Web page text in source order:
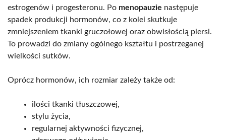
estrogenów i progesteronu. Po menopauzie następuje
spadek produkcji hormonów, co z kolei skutkuje
zmniejszeniem tkanki gruczołowej oraz obwisłością piersi.
To prowadzi do zmiany ogólnego kształtu i postrzeganej
wielkości sutków.
Oprócz hormonów, ich rozmiar zależy także od:
ilości tkanki tłuszczowej,
stylu życia,
regularnej aktywności fizycznej,